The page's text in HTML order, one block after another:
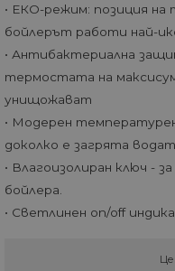
• ЕКО-режим: позиция
бойлерът работи най-
• Антибактериална
термостата на
унищожават
• Модерен
доколко е загрята
• Влагоизолиран ключ -
бойлера.
• Светлинен on/off